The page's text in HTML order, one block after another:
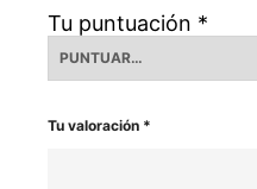
Tu puntuación *
Tu valoración *